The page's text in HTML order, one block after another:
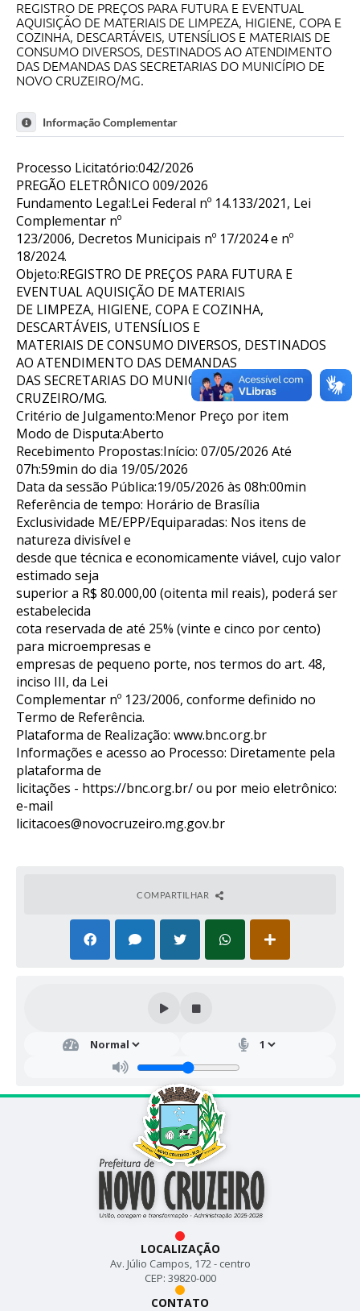
REGISTRO DE PREÇOS PARA FUTURA E EVENTUAL
AQUISIÇÃO DE MATERIAIS DE LIMPEZA, HIGIENE, COPA E
COZINHA, DESCARTÁVEIS, UTENSÍLIOS E MATERIAIS DE
CONSUMO DIVERSOS, DESTINADOS AO ATENDIMENTO
DAS DEMANDAS DAS SECRETARIAS DO MUNICÍPIO DE
NOVO CRUZEIRO/MG.
Informação Complementar
Processo Licitatório:042/2026
PREGÃO ELETRÔNICO 009/2026
Fundamento Legal:Lei Federal nº 14.133/2021, Lei
Complementar nº
123/2006, Decretos Municipais nº 17/2024 e nº
18/2024.
Objeto:REGISTRO DE PREÇOS PARA FUTURA E
EVENTUAL AQUISIÇÃO DE MATERIAIS
DE LIMPEZA, HIGIENE, COPA E COZINHA,
DESCARTÁVEIS, UTENSÍLIOS E
MATERIAIS DE CONSUMO DIVERSOS, DESTINADOS
AO ATENDIMENTO DAS DEMANDAS
DAS SECRETARIAS DO MUNICÍPIO DE NOVO
CRUZEIRO/MG.
Critério de Julgamento:Menor Preço por item
Modo de Disputa:Aberto
Recebimento Propostas:Início: 07/05/2026 Até
07h:59min do dia 19/05/2026
Data da sessão Pública:19/05/2026 às 08h:00min
Referência de tempo: Horário de Brasília
Exclusividade ME/EPP/Equiparadas: Nos itens de
natureza divisível e
desde que técnica e economicamente viável, cujo valor
estimado seja
superior a R$ 80.000,00 (oitenta mil reais), poderá ser
estabelecida
cota reservada de até 25% (vinte e cinco por cento)
para microempresas e
empresas de pequeno porte, nos termos do art. 48,
inciso III, da Lei
Complementar nº 123/2006, conforme definido no
Termo de Referência.
Plataforma de Realização: www.bnc.org.br
Informações e acesso ao Processo: Diretamente pela
plataforma de
licitações - https://bnc.org.br/ou por meio eletrônico:
e-mail
licitacoes@novocruzeiro.mg.gov.br
COMPARTILHAR
LOCALIZAÇÃO
Av. Júlio Campos, 172 - centro
CEP: 39820-000
CONTATO